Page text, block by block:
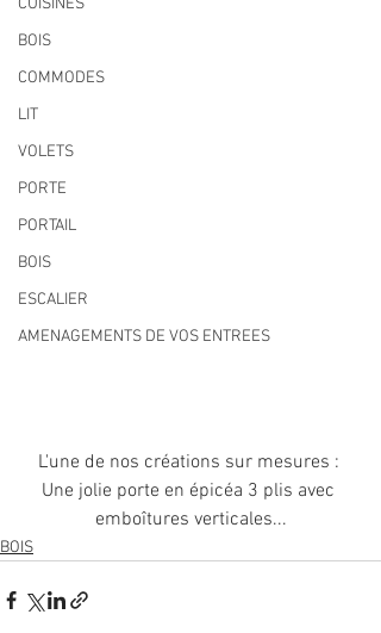
CUISINES
BOIS
COMMODES
LIT
VOLETS
PORTE
PORTAIL
BOIS
ESCALIER
AMENAGEMENTS DE VOS ENTREES
L'une de nos créations sur mesures :
Une jolie porte en épicéa 3 plis avec
emboîtures verticales...
BOIS